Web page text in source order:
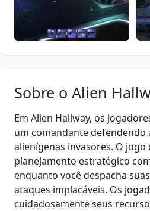
Sobre o Alien
Em Alien Hallway, os
um comandante defendendo
alienígenas invasores. O jogo
planejamento estratégico
enquanto você despacha
ataques implacáveis. Os
cuidadosamente seus